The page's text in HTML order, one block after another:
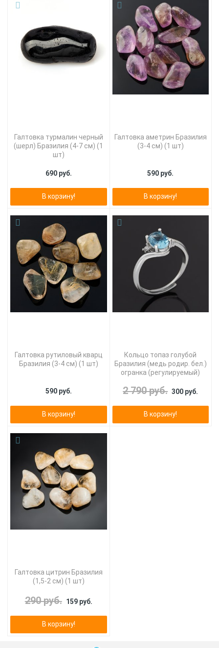
Галтовка турмалин черный
(шерл) Бразилия (4-7 см) (1
шт)
690 руб.
В корзину!
Галтовка аметрин Бразилия
(3-4 см) (1 шт)
590 руб.
В корзину!
Галтовка рутиловый кварц
Бразилия (3-4 см) (1 шт)
590 руб.
В корзину!
Кольцо топаз голубой
Бразилия (медь родир. бел.)
огранка (регулируемый)
2 790 руб. 300 руб.
В корзину!
Галтовка цитрин Бразилия
(1,5-2 см) (1 шт)
290 руб. 159 руб.
В корзину!